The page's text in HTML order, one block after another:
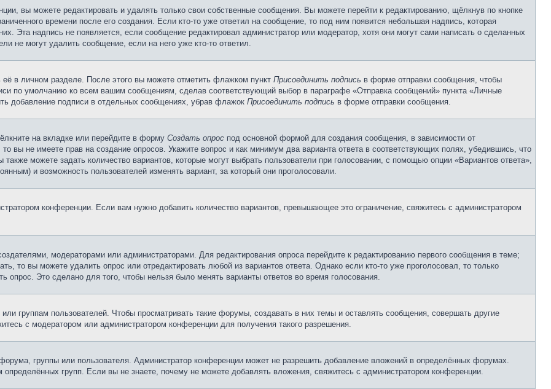
вы можете редактировать и удалять только свои собственные сообщения. Вы можете перейти к редактированию, щёлкнув по кнопке
времени после его создания. Если кто-то уже ответил на сообщение, то под ним появится небольшая надпись, которая
Эта надпись не появляется, если сообщение редактировал администратор или модератор, хотя они могут сами написать о сделанных
не могут удалить сообщение, если на него уже кто-то ответил.
в личном разделе. После этого вы можете отметить флажком пункт Присоединить подпись в форме отправки сообщения, чтобы
по умолчанию ко всем вашим сообщениям, сделав соответствующий выбор в параграфе «Отправка сообщений» пункта «Личные
добавление подписи в отдельных сообщениях, убрав флажок Присоединить подпись в форме отправки сообщения.
на вкладке или перейдите в форму Создать опрос под основной формой для создания сообщения, в зависимости от
вы не имеете прав на создание опросов. Укажите вопрос и как минимум два варианта ответа в соответствующих полях, убедившись, что
можете задать количество вариантов, которые могут выбрать пользователи при голосовании, с помощью опции «Вариантов ответа»,
и возможность пользователей изменять вариант, за который они проголосовали.
конференции. Если вам нужно добавить количество вариантов, превышающее это ограничение, свяжитесь с администратором
модераторами или администраторами. Для редактирования опроса перейдите к редактированию первого сообщения в теме;
то вы можете удалить опрос или отредактировать любой из вариантов ответа. Однако если кто-то уже проголосовал, то только
опрос. Это сделано для того, чтобы нельзя было менять варианты ответов во время голосования.
группам пользователей. Чтобы просматривать такие форумы, создавать в них темы и оставлять сообщения, совершать другие
с модератором или администратором конференции для получения такого разрешения.
группы или пользователя. Администратор конференции может не разрешить добавление вложений в определённых форумах.
групп. Если вы не знаете, почему не можете добавлять вложения, свяжитесь с администратором конференции.